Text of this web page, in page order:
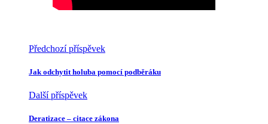
Předchozí příspěvek
Jak odchytit holuba pomocí podběráku
Další příspěvek
Deratizace – citace zákona